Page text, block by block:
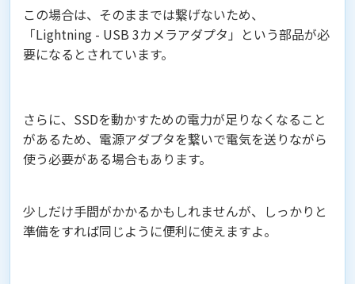
この場合は、そのままでは繋げないため、
「Lightning - USB 3カメラアダプタ」という部品が必
要になるとされています。
さらに、SSDを動かすための電力が足りなくなること
があるため、電源アダプタを繋いで電気を送りながら
使う必要がある場合もあります。
少しだけ手間がかかるかもしれませんが、しっかりと
準備をすれば同じように便利に使えますよ。